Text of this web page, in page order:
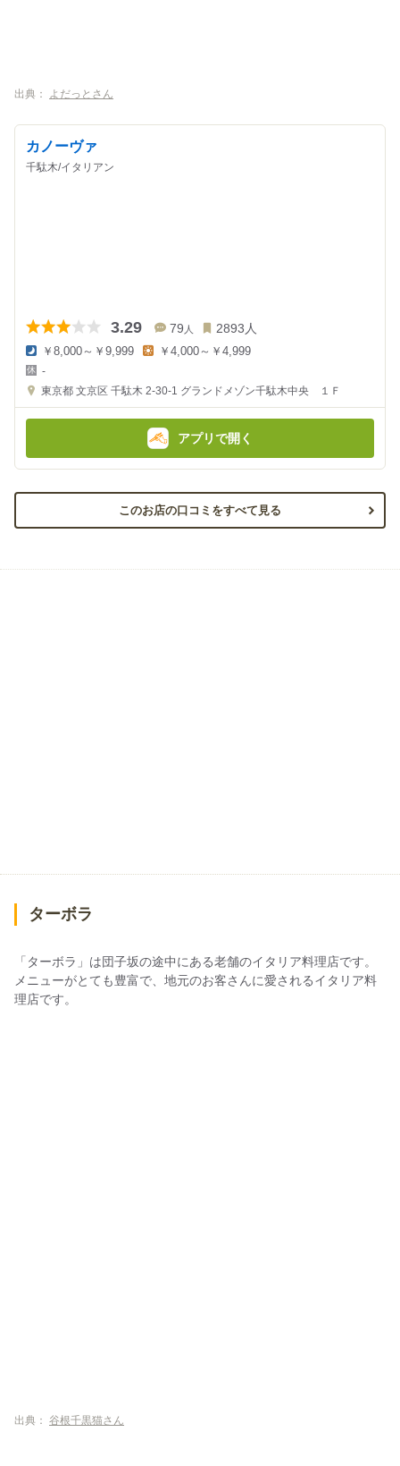
出典： よだっとさん
カノーヴァ
千駄木/イタリアン
3.29 79 人 2893 人
夜
の
金
￥8,000～￥9,999
金
￥4,000～￥4,999
-
東京都 文京区 千駄木 2-30-1 グランドメゾン千駄木中央 １Ｆ
アプリで開く
このお店の口コミをすべて見る
ターボラ
「ターボラ」は団子坂の途中にある老舗のイタリア料理店です。
メニューがとても豊富で、地元のお客さんに愛されるイタリア料
理店です。
出典： 谷根千黒猫さん